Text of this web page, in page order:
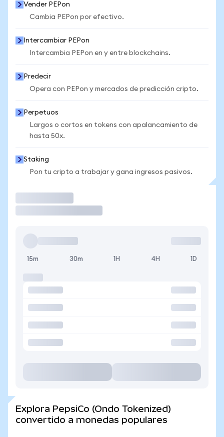
Vender PEPon
Cambia PEPon por efectivo.
Intercambiar PEPon
Intercambia PEPon en y entre blockchains.
Predecir
Opera con PEPon y mercados de predicción cripto.
Perpetuos
Largos o cortos en tokens con apalancamiento de
hasta 50x.
Staking
Pon tu cripto a trabajar y gana ingresos pasivos.
15m 30m 1H 4H 1D
Explora PepsiCo (Ondo Tokenized)
convertido a monedas populares